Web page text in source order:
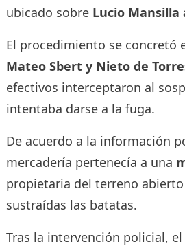
ubicado sobre Lucio Mansilla
El procedimiento se concretó
Mateo Sbert y Nieto de
efectivos interceptaron al
intentaba darse a la fuga.
De acuerdo a la información
mercadería pertenecía a una
propietaria del terreno
sustraídas las batatas.
Tras la intervención policial,